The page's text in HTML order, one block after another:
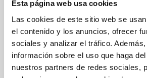
Esta página web usa cookies
Las cookies de este sitio web se
el contenido y los anuncios, ofrecer
sociales y analizar el tráfico.
información sobre el uso que haga
nuestros partners de redes sociales,